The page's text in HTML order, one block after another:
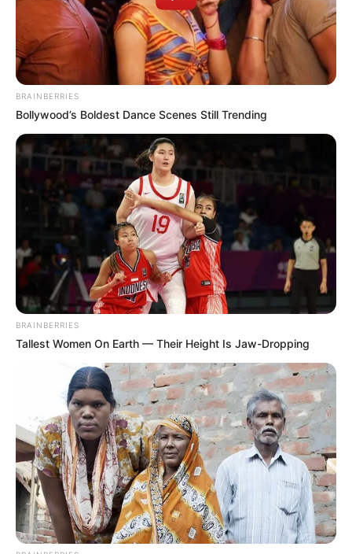
BRAINBERRIES
Bollywood’s Boldest Dance Scenes Still Trending
BRAINBERRIES
Tallest Women On Earth — Their Height Is Jaw-Dropping